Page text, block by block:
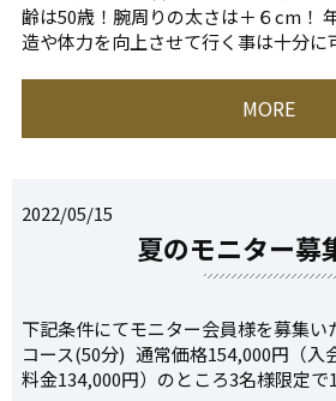
齢は50歳！腕周りの太さは＋６cm！
造や体力を向上させて行く事は十分
MORE
2022/05/15
夏のモニター募
下記条件にてモニター会員様を募集
コース(50分) 通常価格154,000円（入
料金134,000円）のところ3名様限定